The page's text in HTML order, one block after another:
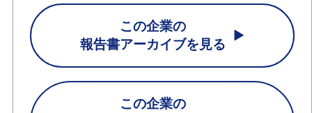
この企業の
報告書アーカイブを見る
この企業の